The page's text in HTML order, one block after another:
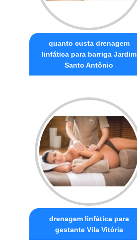
quanto custa drenagem
linfática para barriga Jardim
Santo Antônio
drenagem linfática para
gestante Vila Vitória